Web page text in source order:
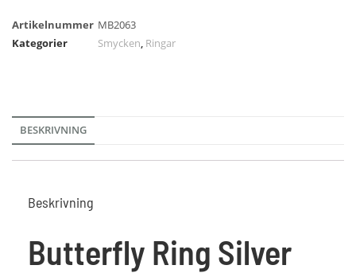
Artikelnummer MB2063
Kategorier
Smycken, Ringar
BESKRIVNING
Beskrivning
Butterfly Ring Silver